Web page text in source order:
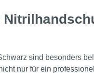
sind besonders
nur für ein